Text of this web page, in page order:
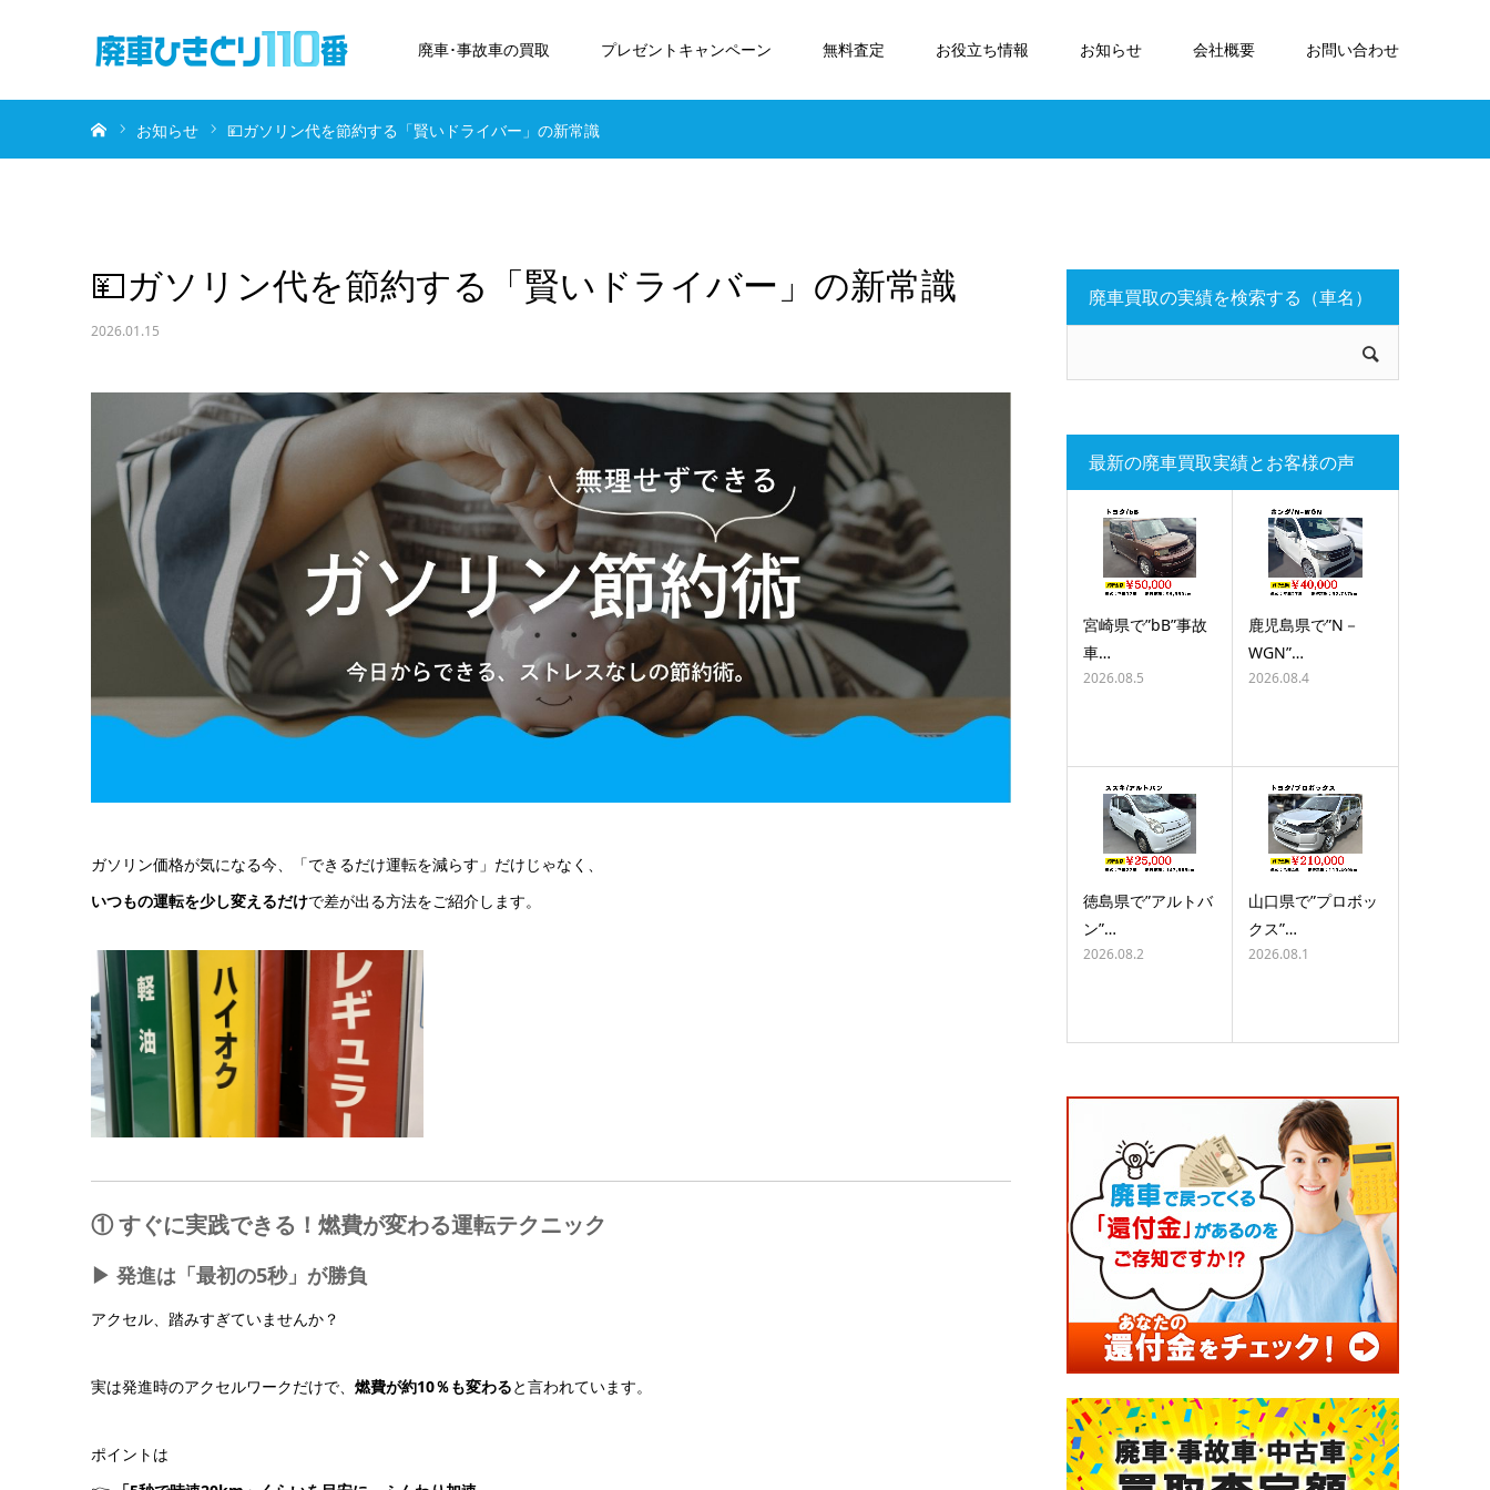
廃車･事故車の買取 プレゼントキャンペーン 無料査定 お役立ち情報 お知らせ 会社概要 お問い合わせ
お知らせ 💴ガソリン代を節約する「賢いドライバー」の新常識
💴ガソリン代を節約する「賢いドライバー」の新常識
2026.01.15
ガソリン価格が気になる今、「できるだけ運転を減らす」だけじゃなく、
いつもの運転を少し変えるだけで差が出る方法をご紹介します。
① すぐに実践できる！燃費が変わる運転テクニック
▶ 発進は「最初の5秒」が勝負
アクセル、踏みすぎていませんか？
実は発進時のアクセルワークだけで、 燃費が約10％も変わると言われています。
ポイントは
廃車買取の実績を検索する（車名）
最新の廃車買取実績とお客様の声
宮崎県で”bB”事故
車…
2026.08.5
鹿児島県で”N－
WGN”…
2026.08.4
徳島県で”アルトバ
ン”…
2026.08.2
山口県で”プロボッ
クス”…
2026.08.1